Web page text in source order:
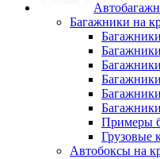
Багажники на
Примеры
Грузовые
Автобоксы на